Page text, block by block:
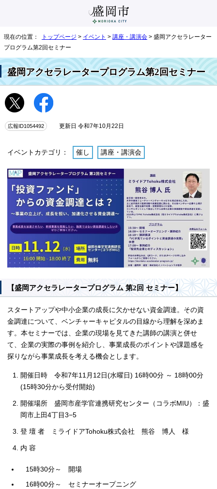
現在の位置： トップページ > イベント > 講座・講演会 > 盛岡アクセラレーター
プログラム第2回セミナー
盛岡アクセラレータープログラム第2回セミナー
広報ID1054492 更新日 令和7年10月22日
イベントカテゴリ： 催し 講座・講演会
【盛岡アクセラレータープログラム 第2回 セミナー】
スタートアップや中小企業の成長に欠かせない資金調達。その資
金調達について、ベンチャーキャピタルの目線から理解を深めま
す。本セミナーでは、企業の現場を見てきた講師の講演と併せ
て、企業の実際の事例を紹介し、事業成長のポイントや課題感を
探りながら事業成長を考える機会とします。
開催日時 令和7年11月12日(水曜日) 16時00分 ～ 18時00分
(15時30分から受付開始)
開催場所 盛岡市産学官連携研究センター（コラボMIU）：盛
岡市上田4丁目3−5
登 壇 者 ミライドアTohoku株式会社 熊谷 博人 様
内 容
15時30分～ 開場
16時00分～ セミナーオープニング